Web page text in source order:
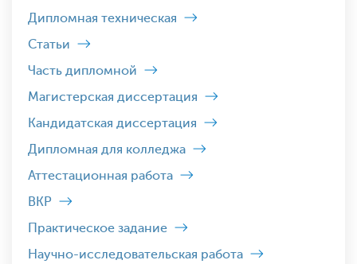
Дипломная техническая
Статьи
Часть дипломной
Магистерская диссертация
Кандидатская диссертация
Дипломная для колледжа
Аттестационная работа
ВКР
Практическое задание
Научно-исследовательская работа